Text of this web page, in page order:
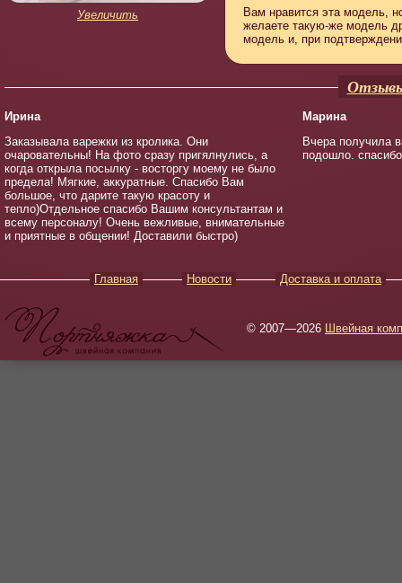
Увеличить
Вам нравится эта модель,
желаете такую-же модель
модель и, при
Ирина
Заказывала варежки из кролика. Они
очаровательны! На фото сразу пригялнулись, а
когда открыла посылку - восторгу моему не было
предела! Мягкие, аккуратные. Спасибо Вам
большое, что дарите такую красоту и
тепло)Отдельное спасибо Вашим консультантам и
всему персоналу! Очень вежливые, внимательные
и приятные в общении! Доставили быстро)
Марина
Вчера получила
подошло. спасибо
Главная Новости Доставка и оплата
© 2007—2026 Швейная